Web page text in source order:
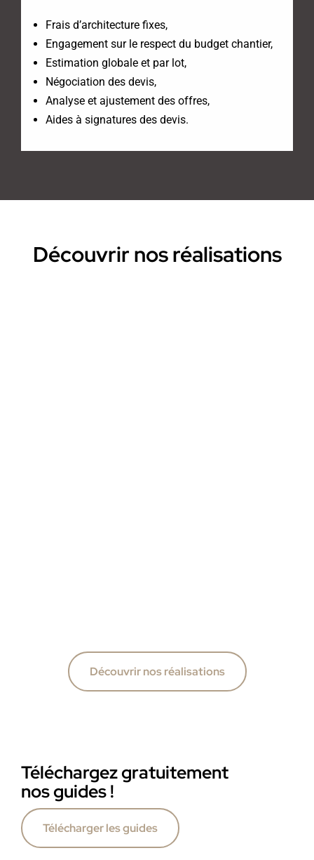
Frais d’architecture fixes,
Engagement sur le respect du budget chantier,
Estimation globale et par lot,
Négociation des devis,
Analyse et ajustement des offres,
Aides à signatures des devis.
Découvrir nos réalisations
Découvrir nos réalisations
Téléchargez gratuitement
nos guides !
Télécharger les guides